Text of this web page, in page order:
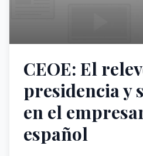
CEOE: El
presidencia y
en el
español